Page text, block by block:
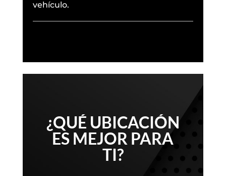
vehículo.
¿QUÉ UBICACIÓN
ES MEJOR PARA
TI?